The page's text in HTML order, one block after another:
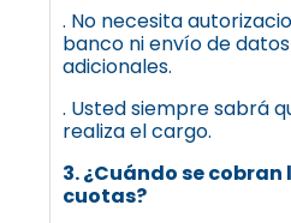
. No necesita
banco ni envío de datos
adicionales.
. Usted siempre sabrá
realiza el cargo.
3. ¿Cuándo se cobran
cuotas?